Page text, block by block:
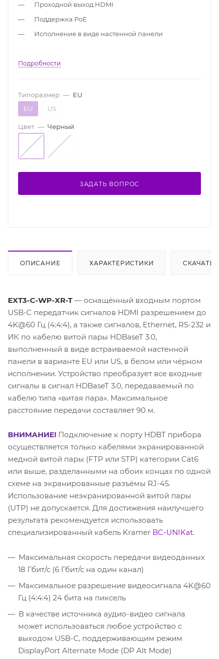
Проходной выход HDMI
Поддержка PoE
Исполнение в виде настенной панели
Подробности
Типоразмер — EU
EU
US
Цвет — Черный
ЗАДАТЬ ВОПРОС
ОПИСАНИЕ ХАРАКТЕРИСТИКИ СКАЧАТЬ
EXT3-C-WP-XR-T— оснащённый входным портом
USB-C передатчик сигналов HDMI разрешением до
4K@60 Гц (4:4:4), а также сигналов, Ethernet, RS-232 и
ИК по кабелю витой пары HDBaseT 3.0,
выполненный в виде встраиваемой настенной
панели в варианте EU или US, в белом или чёрном
исполнении. Устройство преобразует все входные
сигналы в сигнал HDBaseT 3.0, передаваемый по
кабелю типа «витая пара». Максимальное
расстояние передачи составляет 90 м.
ВНИМАНИЕ! Подключение к порту HDBT прибора
осуществляется только кабелями экранированной
медной витой пары (FTP или STP) категории Cat6
или выше, разделанными на обоих концах по одной
схеме на экранированные разъёмы RJ-45.
Использование неэкранированной витой пары
(UTP) не допускается. Для достижения наилучшего
результата рекомендуется использовать
специализированный кабель Kramer BC-UNIKat.
Максимальная скорость передачи видеоданных
18 Гбит/с (6 Гбит/с на один канал)
Максимальное разрешение видеосигнала 4K@60
Гц (4:4:4) 24 бита на пиксель
В качестве источника аудио-видео сигнала
может использоваться любое устройство с
выходом USB-C, поддерживающим режим
DisplayPort Alternate Mode (DP Alt Mode)